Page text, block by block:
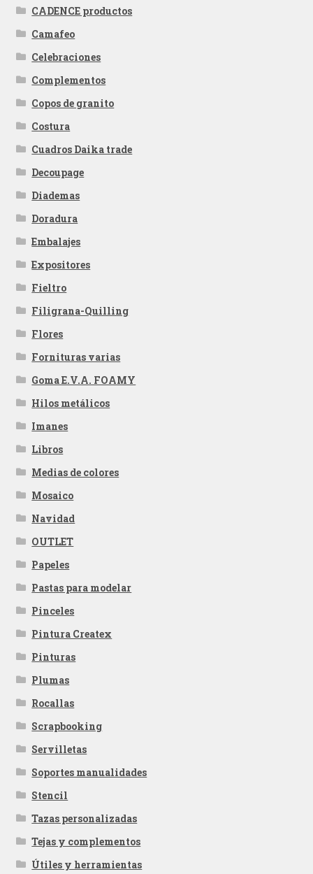
CADENCE productos
Camafeo
Celebraciones
Complementos
Copos de granito
Costura
Cuadros Daika trade
Decoupage
Diademas
Doradura
Embalajes
Expositores
Fieltro
Filigrana-Quilling
Flores
Fornituras varias
Goma E.V.A. FOAMY
Hilos metálicos
Imanes
Libros
Medias de colores
Mosaico
Navidad
OUTLET
Papeles
Pastas para modelar
Pinceles
Pintura Createx
Pinturas
Plumas
Rocallas
Scrapbooking
Servilletas
Soportes manualidades
Stencil
Tazas personalizadas
Tejas y complementos
Útiles y herramientas